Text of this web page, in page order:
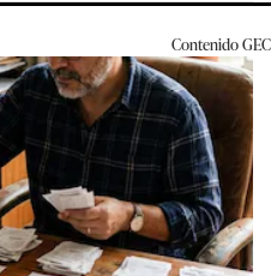
ContenidoGEC